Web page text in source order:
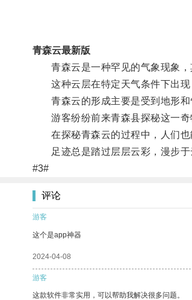
青森云最新版
青森云是一种罕见的气象现象，
这种云层在特定天气条件下出现
青森云的形成主要是受到地形和
游客纷纷前来青森县探秘这一奇
在探秘青森云的过程中，人们也
足迹总是踏过层层云彩，漫步于
#3#
评论
游客
这个是app神器
2024-04-08
游客
这款软件非常实用，可以帮助我解决很多问题。